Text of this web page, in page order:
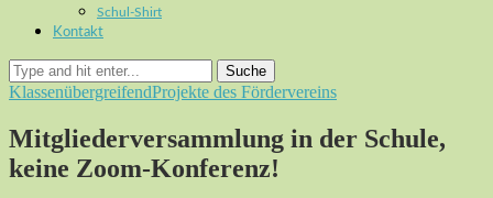
Schul-Shirt
Kontakt
Suche
KlassenübergreifendProjekte des Fördervereins
Mitgliederversammlung in der Schule,
keine Zoom-Konferenz!